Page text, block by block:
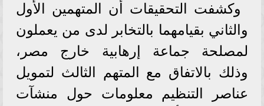
وكشفت التحقيقات أن المتهمين الأول
والثاني بقيامهما بالتخابر لدى من يعملون
لمصلحة جماعة إرهابية خارج مصر،
وذلك بالاتفاق مع المتهم الثالث لتمويل
عناصر التنظيم معلومات حول منشآت